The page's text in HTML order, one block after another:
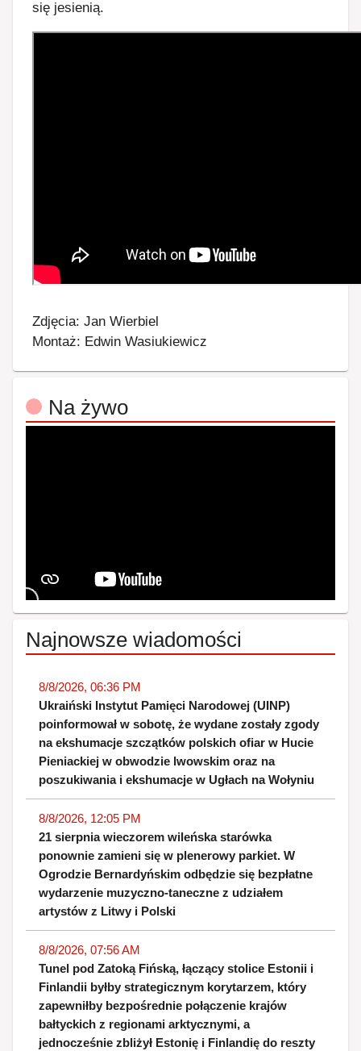
się jesienią.
Zdjęcia: Jan Wierbiel
Montaż: Edwin Wasiukiewicz
Na żywo
Najnowsze wiadomości
8/8/2026, 06:36 PM
Ukraiński Instytut Pamięci Narodowej (UINP)
poinformował w sobotę, że wydane zostały zgody
na ekshumacje szczątków polskich ofiar w Hucie
Pieniackiej w obwodzie lwowskim oraz na
poszukiwania i ekshumacje w Ugłach na Wołyniu
8/8/2026, 12:05 PM
21 sierpnia wieczorem wileńska starówka
ponownie zamieni się w plenerowy parkiet. W
Ogrodzie Bernardyńskim odbędzie się bezpłatne
wydarzenie muzyczno-taneczne z udziałem
artystów z Litwy i Polski
8/8/2026, 07:56 AM
Tunel pod Zatoką Fińską, łączący stolice Estonii i
Finlandii byłby strategicznym korytarzem, który
zapewniłby bezpośrednie połączenie krajów
bałtyckich z regionami arktycznymi, a
jednocześnie zbliżył Estonię i Finlandię do reszty